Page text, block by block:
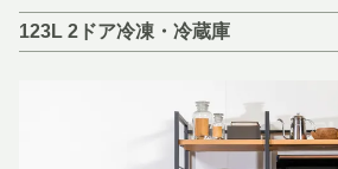
123L 2ドア冷凍・冷蔵庫